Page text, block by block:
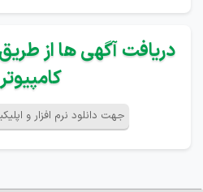
دریافت آگهی ها از طریق
جهت دانلود نرم افزار و